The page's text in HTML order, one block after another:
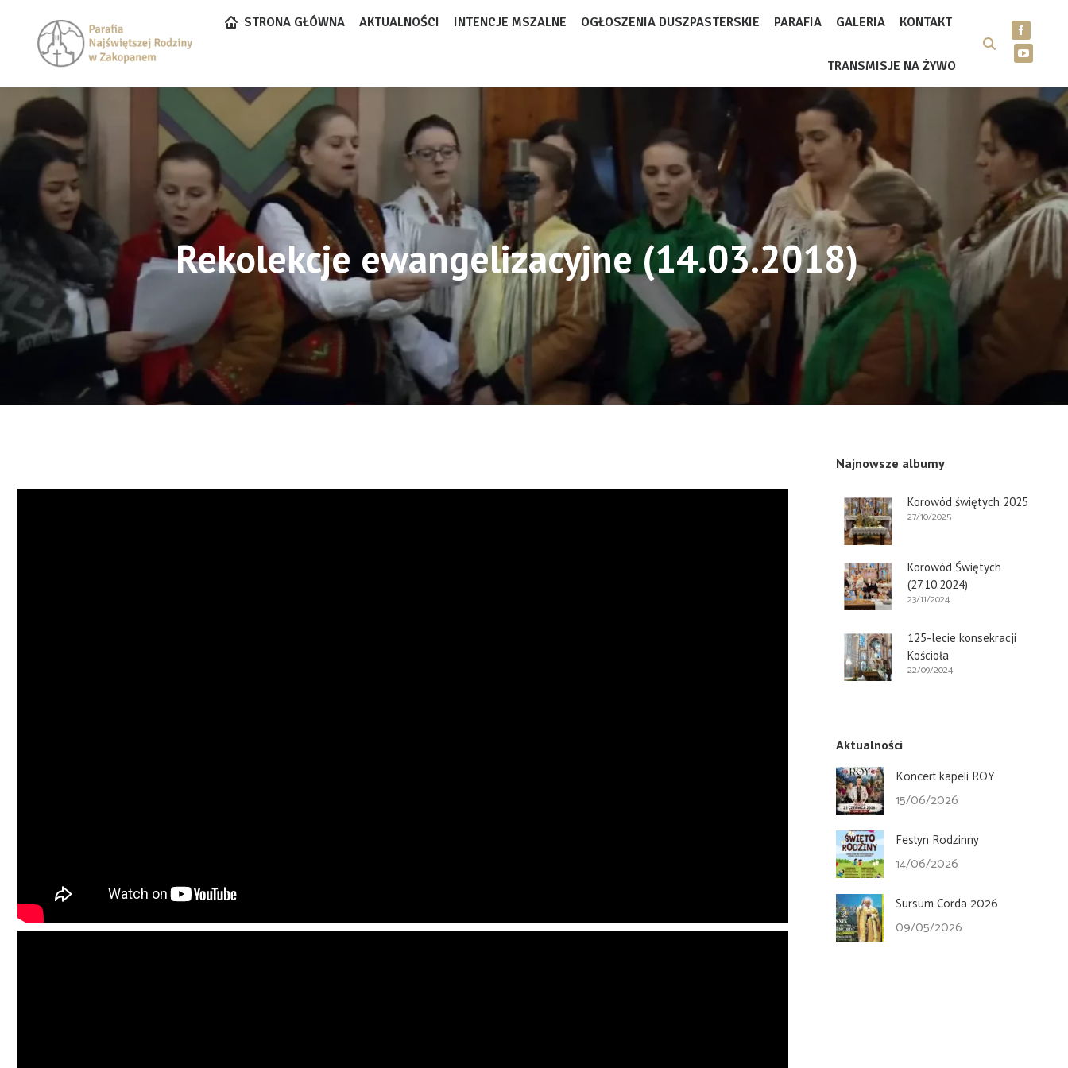
STRONA GŁÓWNA AKTUALNOŚCI INTENCJE MSZALNE OGŁOSZENIA DUSZPASTERSKIE PARAFIA GALERIA KONTAKT
TRANSMISJE NA ŻYWO
Rekolekcje ewangelizacyjne (14.03.2018)
Najnowsze albumy
Korowód świętych 2025
27/10/2025
Korowód Świętych
(27.10.2024)
23/11/2024
125-lecie konsekracji
Kościoła
22/09/2024
Aktualności
Koncert kapeli ROY
15/06/2026
Festyn Rodzinny
14/06/2026
Sursum Corda 2026
09/05/2026